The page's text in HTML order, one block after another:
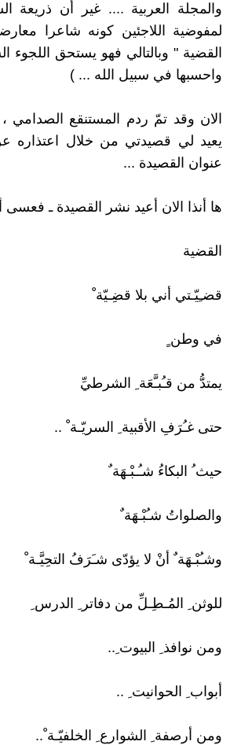
والمجلة العربية .... غير أن ذريعة
لمفوضية اللاجئين كونه شاعرا
القضية " وبالتالي فهو يستحق
واحسبها في سبيل الله ... )
الان وقد تمّ ردم المستنقع الصدامي
يعيد لي قصيدتي من خلال اعتذاره
عنوان القصيدة ...
ها أنذا الان أعيد نشر القصيدة ـ فعسى
القضية
قضـِيّـتي أني بلا قضِـيّة ْ
في وطن ٍ
يمتدُّ من قـُبـَّعَة ِ الشرطيِّ
حتى غـُرَفِ الأقبية ِ السريّـة ْ ..
حيث ُ البكاءُ شـُـبْـهَة ٌ
والصلواتُ شـُبْـهَة ٌ
وشـُبْـهَة ٌ أنْ لا يؤدّى شـَرَفُ التحِيَّـة ْ
للوثن ِ المُـطِـلِّ من دفاتر ِ الدرس ِ
ومن نوافذ ِ البيوت ِ..
أبواب ِ الحوانيت ِ ..
ومن أرصفة ِ الشوارع ِ الخلفيّـة ْ..